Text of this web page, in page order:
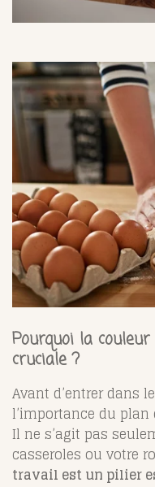
Pourquoi la
cruciale ?
Avant d’entrer dans
l’importance du plan
Il ne s’agit pas
casseroles ou votre
travail est un pilier